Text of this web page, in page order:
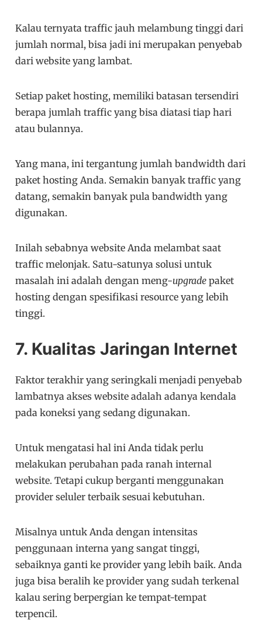
Kalau ternyata traffic jauh melambung tinggi dari
jumlah normal, bisa jadi ini merupakan penyebab
dari website yang lambat.
Setiap paket hosting, memiliki batasan tersendiri
berapa jumlah traffic yang bisa diatasi tiap hari
atau bulannya.
Yang mana, ini tergantung jumlah bandwidth dari
paket hosting Anda. Semakin banyak traffic yang
datang, semakin banyak pula bandwidth yang
digunakan.
Inilah sebabnya website Anda melambat saat
traffic melonjak. Satu-satunya solusi untuk
masalah ini adalah dengan meng-upgrade paket
hosting dengan spesifikasi resource yang lebih
tinggi.
7. Kualitas Jaringan Internet
Faktor terakhir yang seringkali menjadi penyebab
lambatnya akses website adalah adanya kendala
pada koneksi yang sedang digunakan.
Untuk mengatasi hal ini Anda tidak perlu
melakukan perubahan pada ranah internal
website. Tetapi cukup berganti menggunakan
provider seluler terbaik sesuai kebutuhan.
Misalnya untuk Anda dengan intensitas
penggunaan interna yang sangat tinggi,
sebaiknya ganti ke provider yang lebih baik. Anda
juga bisa beralih ke provider yang sudah terkenal
kalau sering berpergian ke tempat-tempat
terpencil.